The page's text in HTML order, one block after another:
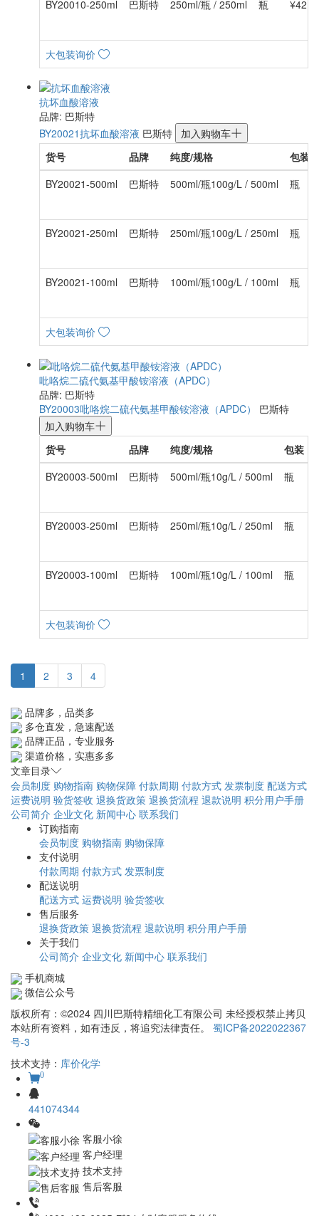
BY20010-250ml 巴斯特 250ml/瓶 / 250ml 瓶
大包装询价
抗坏血酸溶液
品牌: 巴斯特
BY20021抗坏血酸溶液 巴斯特
加入购物车
货号
品牌 纯度/规格
包装
BY20021-500ml
巴斯特 500ml/瓶100g/L / 500ml 瓶
BY20021-250ml 巴斯特 250ml/瓶100g/L / 250ml 瓶
BY20021-100ml 巴斯特 100ml/瓶100g/L / 100ml 瓶
大包装询价
吡咯烷二硫代氨基甲酸铵溶液（APDC）
品牌: 巴斯特
BY20003吡咯烷二硫代氨基甲酸铵溶液（APDC）
巴斯特
加入购物车
货号
品牌 纯度/规格 包装
BY20003-500ml
巴斯特 500ml/瓶10g/L / 500ml 瓶
BY20003-250ml 巴斯特 250ml/瓶10g/L / 250ml 瓶
BY20003-100ml 巴斯特 100ml/瓶10g/L / 100ml 瓶
大包装询价
1 2 3 4
品牌多，品类多
多仓直发，急速配送
品牌正品，专业服务
渠道价格，实惠多多
文章目录
会员制度 购物指南 购物保障 付款周期 付款方式 发票制度 配送方式
运费说明 验货签收 退换货政策 退换货流程 退款说明 积分用户手册
公司简介 企业文化 新闻中心 联系我们
订购指南
会员制度 购物指南 购物保障
支付说明
付款周期 付款方式 发票制度
配送说明
配送方式 运费说明 验货签收
售后服务
退换货政策 退换货流程 退款说明 积分用户手册
关于我们
公司简介 企业文化 新闻中心 联系我们
手机商城
微信公众号
版权所有：©2024 四川巴斯特精细化工有限公司 未经授权禁止拷贝
本站所有资料，如有违反，将追究法律责任。 蜀ICP备2022022367
号-3
技术支持： 库价化学
0
441074344
客服小徐
客户经理
技术支持
售后客服